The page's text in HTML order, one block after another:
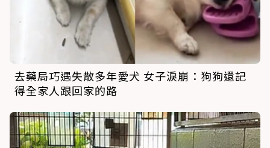
去藥局巧遇失散多年愛犬 女子淚崩：狗狗還記
得全家人跟回家的路